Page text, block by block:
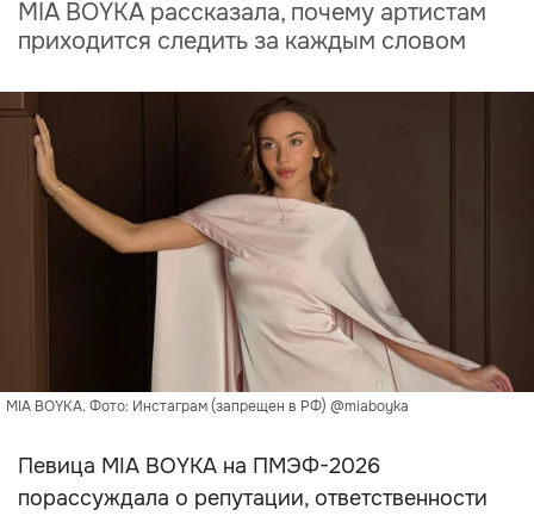
MIA BOYKA рассказала, почему артистам
приходится следить за каждым словом
MIA BOYKA. Фото: Инстаграм (запрещен в РФ) @miaboyka
Певица MIA BOYKA на ПМЭФ-2026
порассуждала о репутации, ответственности